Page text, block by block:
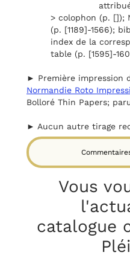
> colophon (p. []);
(p. [1189]-1566);
index de la
table (p. [1595]-
► Première impression
Normandie Roto
Bolloré Thin Papers;
► Aucun autre tirage
Vous
catalogue